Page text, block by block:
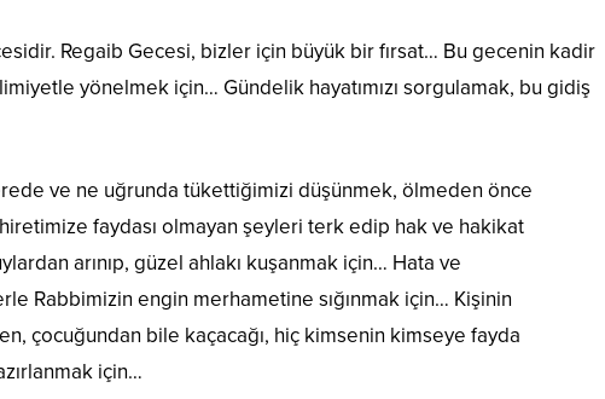
Regaib Gecesi, bizler için büyük bir fırsat… Bu gecenin kadir
yönelmek için… Gündelik hayatımızı sorgulamak, bu gidiş
ve ne uğrunda tükettiğimizi düşünmek, ölmeden önce
faydası olmayan şeyleri terk edip hak ve hakikat
arınıp, güzel ahlakı kuşanmak için… Hata ve
Rabbimizin engin merhametine sığınmak için… Kişinin
çocuğundan bile kaçacağı, hiç kimsenin kimseye fayda
için…